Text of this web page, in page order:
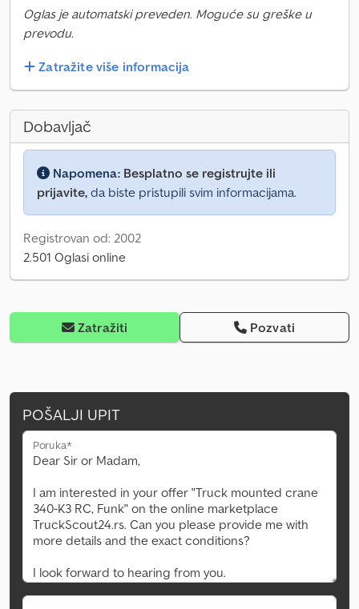
Oglas je automatski preveden. Moguće su greške u
prevodu.
Zatražite više informacija
Dobavljač
Napomena: Besplatno se registrujte ili
prijavite, da biste pristupili svim informacijama.
Registrovan od: 2002
2.501 Oglasi online
Zatražiti Pozvati
POŠALJI UPIT
Poruka*